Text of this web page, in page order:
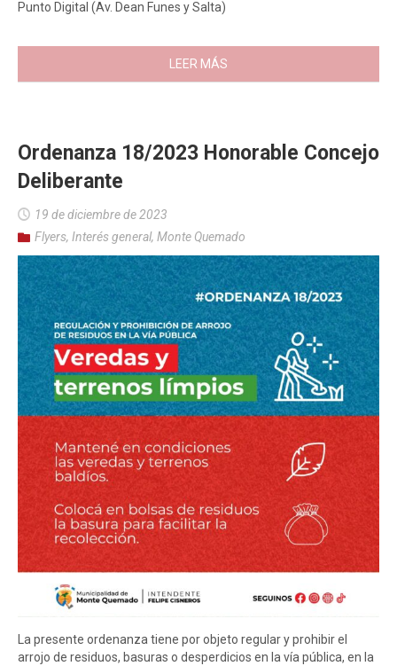
Punto Digital (Av. Dean Funes y Salta)
LEER MÁS
Ordenanza 18/2023 Honorable Concejo
Deliberante
19 de diciembre de 2023
Flyers, Interés general, Monte Quemado
La presente ordenanza tiene por objeto regular y prohibir el
arrojo de residuos, basuras o desperdicios en la vía pública, en la